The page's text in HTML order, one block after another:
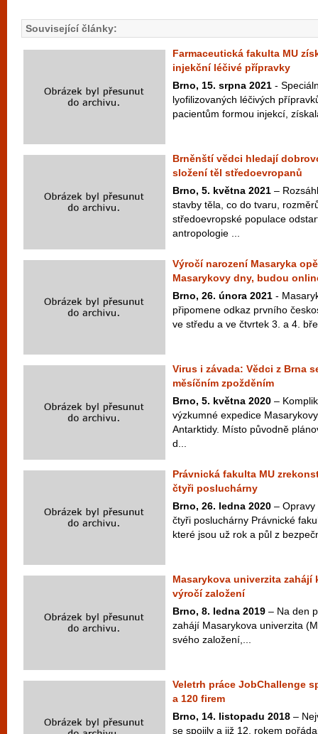
Související články:
Farmaceutická fakulta MU
injekční léčivé přípravky
Brno, 15. srpna 2021 -
lyofilizovaných léčivých
pacientům formou injekcí,
Brněnští vědci hledají
složení těl středoevropanů
Brno, 5. května 2021 –
stavby těla, co do tvaru,
středoevropské populace
antropologie ...
Výročí narození Masaryka
Masarykovy dny, budou
Brno, 26. února 2021 -
připomene odkaz prvního
ve středu a ve čtvrtek 3. a 4.
Virus i závada: Vědci z Brna
měsíčním zpožděním
Brno, 5. května 2020 –
výzkumné expedice
Antarktidy. Místo původně
d...
Právnická fakulta MU
čtyři posluchárny
Brno, 26. ledna 2020 – Opravy
čtyři posluchárny Právnické
které jsou už rok a půl z
Masarykova univerzita zahájí
výročí založení
Brno, 8. ledna 2019 – Na den
zahájí Masarykova univerzita
svého založení,...
Veletrh práce JobChallenge
a 120 firem
Brno, 14. listopadu 2018 –
se spojily a již 12. rokem